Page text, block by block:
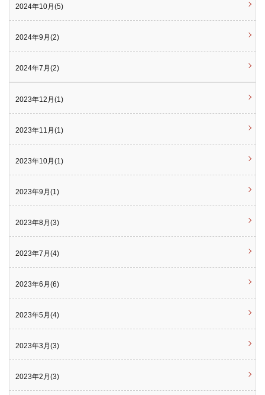
2024年10月(5)
2024年9月(2)
2024年7月(2)
2023年12月(1)
2023年11月(1)
2023年10月(1)
2023年9月(1)
2023年8月(3)
2023年7月(4)
2023年6月(6)
2023年5月(4)
2023年3月(3)
2023年2月(3)